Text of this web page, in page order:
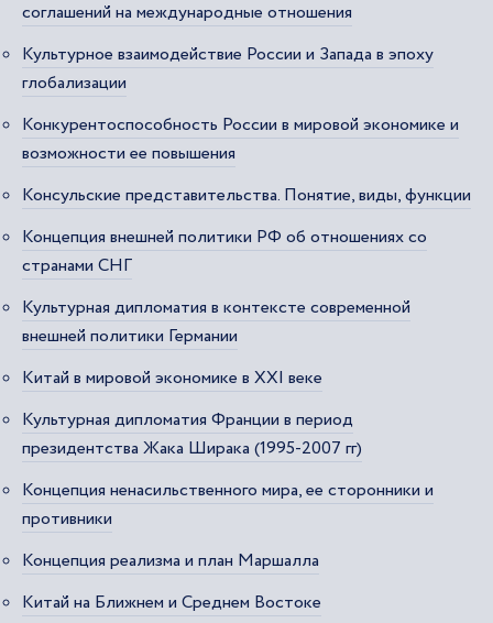
соглашений на международные отношения
Культурное взаимодействие России и Запада в эпоху
глобализации
Конкурентоспособность России в мировой экономике и
возможности ее повышения
Консульские представительства. Понятие, виды, функции
Концепция внешней политики РФ об отношениях со
странами СНГ
Культурная дипломатия в контексте современной
внешней политики Германии
Китай в мировой экономике в ХХI веке
Культурная дипломатия Франции в период
президентства Жака Ширака (1995-2007 гг)
Концепция ненасильственного мира, ее сторонники и
противники
Концепция реализма и план Маршалла
Китай на Ближнем и Среднем Востоке